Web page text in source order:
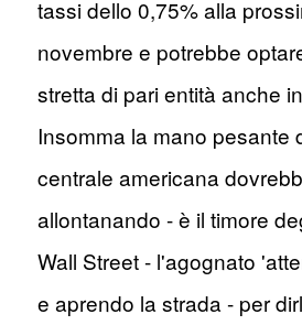
tassi dello 0,75% alla
novembre e potrebbe
stretta di pari entità anche
Insomma la mano pesante
centrale americana
allontanando - è il timore
Wall Street - l'agognato
e aprendo la strada - per